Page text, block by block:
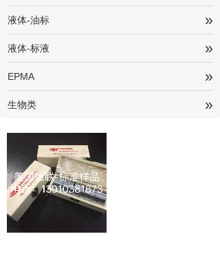
液体-油标 »
液体-标液 »
EPMA »
生物类 »